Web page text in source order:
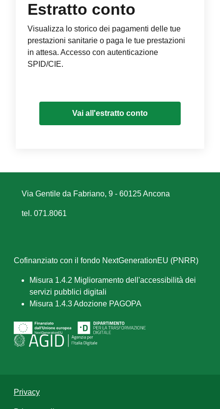
Estratto conto
Visualizza lo storico dei pagamenti delle tue
prestazioni sanitarie o paga le tue prestazioni
in attesa. Accesso con autenticazione
SPID/CIE.
Vai all'estratto conto
Via Gentile da Fabriano, 9 - 60125 Ancona
tel. 071.8061
Cofinanziato con il fondo NextGenerationEU (PNRR)
Misura 1.4.2 Miglioramento dell'accessibilità dei
servizi pubblici digitali
Misura 1.4.3 Adozione PAGOPA
Privacy